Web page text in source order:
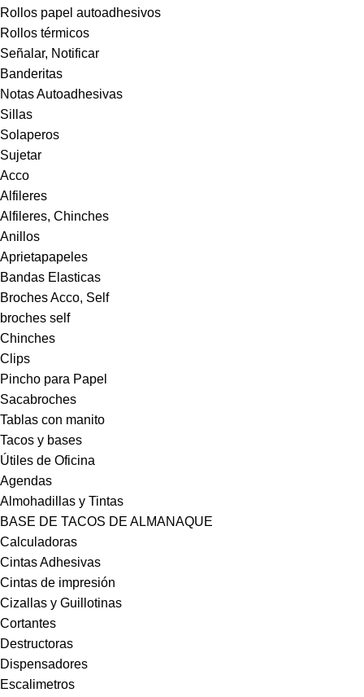
Rollos papel autoadhesivos
Rollos térmicos
Señalar, Notificar
Banderitas
Notas Autoadhesivas
Sillas
Solaperos
Sujetar
Acco
Alfileres
Alfileres, Chinches
Anillos
Aprietapapeles
Bandas Elasticas
Broches Acco, Self
broches self
Chinches
Clips
Pincho para Papel
Sacabroches
Tablas con manito
Tacos y bases
Útiles de Oficina
Agendas
Almohadillas y Tintas
BASE DE TACOS DE ALMANAQUE
Calculadoras
Cintas Adhesivas
Cintas de impresión
Cizallas y Guillotinas
Cortantes
Destructoras
Dispensadores
Escalimetros